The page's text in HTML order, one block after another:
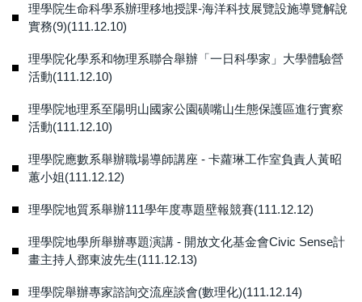
理學院生命科學系辦理移地授課-海洋科技展覽設施導覽解說
實務(9)(111.12.10)
理學院化學系和物理系聯合舉辦「一日科學家」大學體驗營
活動(111.12.10)
理學院地理系至陽明山國家公園磺嘴山生態保護區進行實察
活動(111.12.10)
理學院應數系舉辦職場導師講座 - 卡蘿琳工作室負責人黃昭
蕙小姐(111.12.12)
理學院地質系舉辦111學年度專題壁報競賽(111.12.12)
理學院地學所舉辦專題演講 - 開放文化基金會Civic Sense計
畫主持人鄧東波先生(111.12.13)
理學院舉辦專家諮詢交流座談會(數理化)(111.12.14)